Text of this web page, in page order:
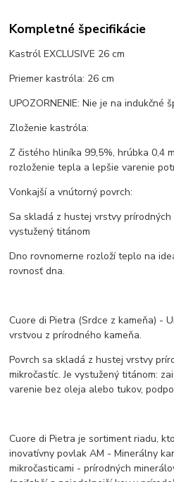
Kompletné špecifikácie
Kastról EXCLUSIVE 26 cm
Priemer kastróla: 26 cm
UPOZORNENIE: Nie je na indukčné
Zloženie kastróla:
Z čistého hliníka 99,5%, hrúbka 0,4
rozloženie tepla a lepšie varenie
Vonkajší a vnútorný povrch:
Sa skladá z hustej vrstvy prírodných
vystužený titánom
Dno rovnomerne rozloží teplo na
rovnosť dna.
Cuore di Pietra (Srdce z kameňa) -
vrstvou z prírodného kameňa.
Povrch sa skladá z hustej vrstvy
mikročastíc. Je vystužený titánom:
varenie bez oleja alebo tukov,
Cuore di Pietra je sortiment riadu,
inovatívny povlak AM - Minerálny
mikročasticami - prírodných